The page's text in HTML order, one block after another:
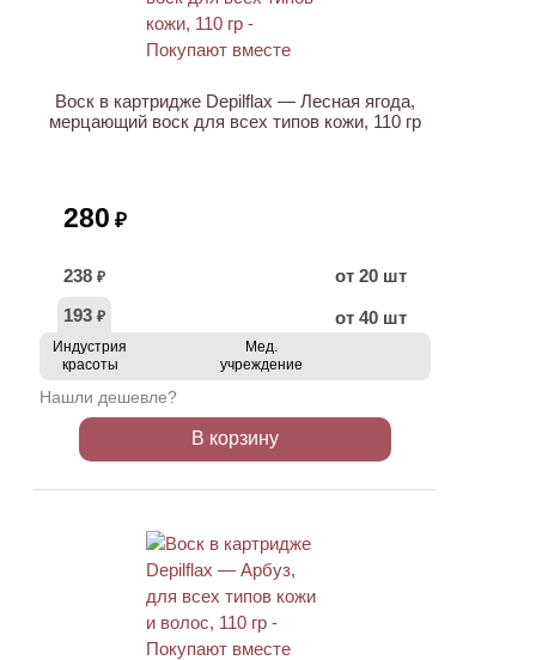
Воск в картридже Depilflax — Лесная ягода,
мерцающий воск для всех типов кожи, 110 гр
280 ₽
238 ₽
от 20 шт
193 ₽ от 40 шт
Индустрия
красоты
Мед.
учреждение
Нашли дешевле?
В корзину